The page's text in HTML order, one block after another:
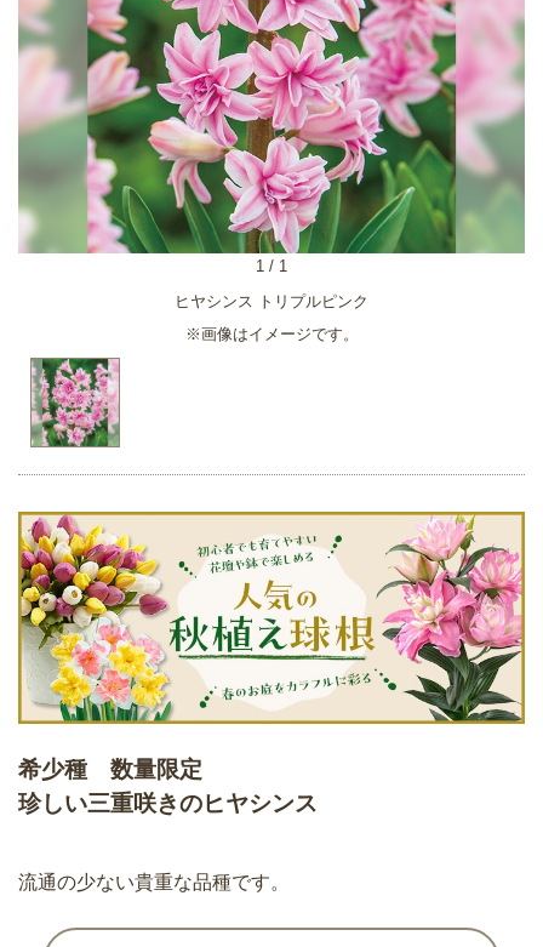
ヒヤシンス トリプルピンク
※画像はイメージです。
1 / 1
希少種 数量限定
珍しい三重咲きのヒヤシンス
流通の少ない貴重な品種です。